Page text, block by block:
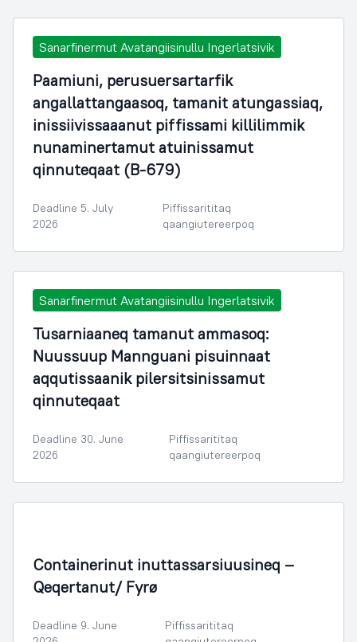
Sanarfinermut Avatangiisinullu Ingerlatsivik
Paamiuni, perusuersartarfik
angallattangaasoq, tamanit atungassiaq,
inissiivissaaanut piffissami killilimmik
nunaminertamut atuinissamut
qinnuteqaat (B-679)
Deadline 5. July
2026
Piffissarititaq
qaangiutereerpoq
Sanarfinermut Avatangiisinullu Ingerlatsivik
Tusarniaaneq tamanut ammasoq:
Nuussuup Mannguani pisuinnaat
aqqutissaanik pilersitsinissamut
qinnuteqaat
Deadline 30. June
2026
Piffissarititaq
qaangiutereerpoq
Containerinut inuttassarsiuusineq –
Qeqertanut/ Fyrø
Deadline 9. June
Piffissarititaq